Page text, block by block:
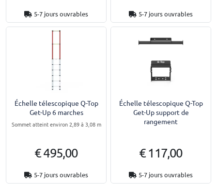
5-7 jours ouvrables 5-7 jours ouvrables
Échelle télescopique Q-Top
Get-Up 6 marches
Sommet atteint environ 2,89 à 3,08 m
€ 495,00
5-7 jours ouvrables
Échelle télescopique Q-Top
Get-Up support de
rangement
€ 117,00
5-7 jours ouvrables